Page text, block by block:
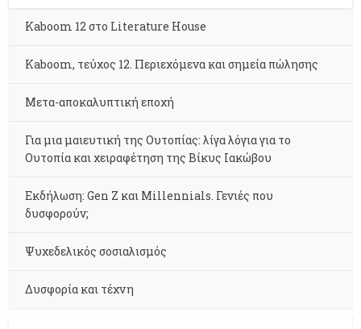
Kaboom 12 στο Literature House
Kaboom, τεύχος 12. Περιεχόμενα και σημεία πώλησης
Μετα-αποκαλυπτική εποχή
Για μια μαιευτική της Ουτοπίας: λίγα λόγια για το
Ουτοπία και χειραφέτηση της Βίκυς Ιακώβου
Εκδήλωση: Gen Z και Millennials. Γενιές που
δυσφορούν;
Ψυχεδελικός σοσιαλισμός
Δυσφορία και τέχνη